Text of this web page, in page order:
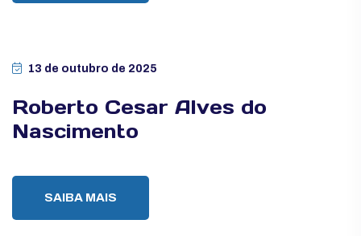
13 de outubro de 2025
Roberto Cesar Alves do
Nascimento
SAIBA MAIS